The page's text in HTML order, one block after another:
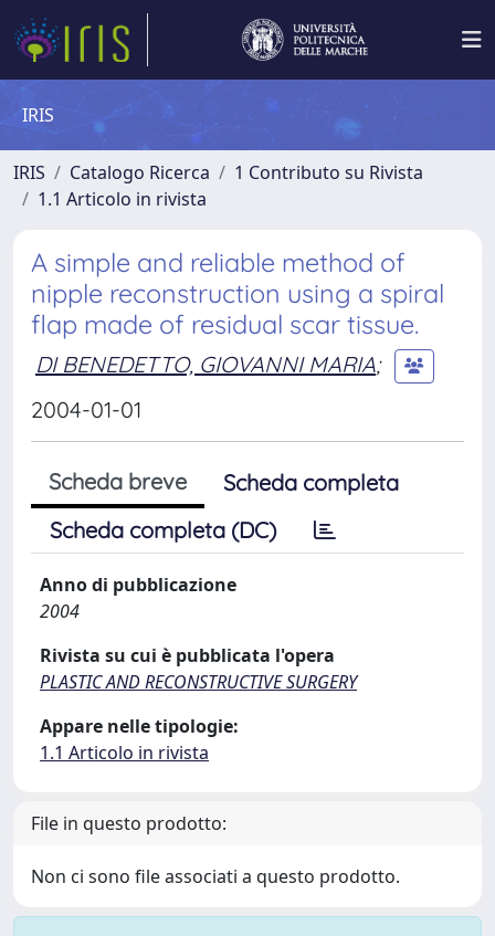
IRIS
IRIS Catalogo Ricerca
1 Contributo su Rivista
1.1 Articolo in rivista
A simple and reliable method of
nipple reconstruction using a spiral
flap made of residual scar tissue.
DI BENEDETTO, GIOVANNI MARIA;
2004-01-01
Scheda breve
Scheda completa
Scheda completa (DC)
Anno di pubblicazione
2004
Rivista su cui è pubblicata l'opera
PLASTIC AND RECONSTRUCTIVE SURGERY
Appare nelle tipologie:
1.1 Articolo in rivista
File in questo prodotto:
Non ci sono file associati a questo prodotto.